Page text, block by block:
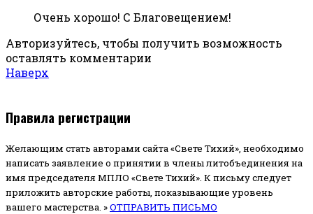
Очень хорошо! С Благовещением!
Авторизуйтесь, чтобы получить возможность
оставлять комментарии
Наверх
Правила регистрации
Желающим стать авторами сайта «Свете Тихий», необходимо
написать заявление о принятии в члены литобъединения на
имя председателя МПЛО «Свете Тихий». К письму следует
приложить авторские работы, показывающие уровень
вашего мастерства. »ОТПРАВИТЬ ПИСЬМО